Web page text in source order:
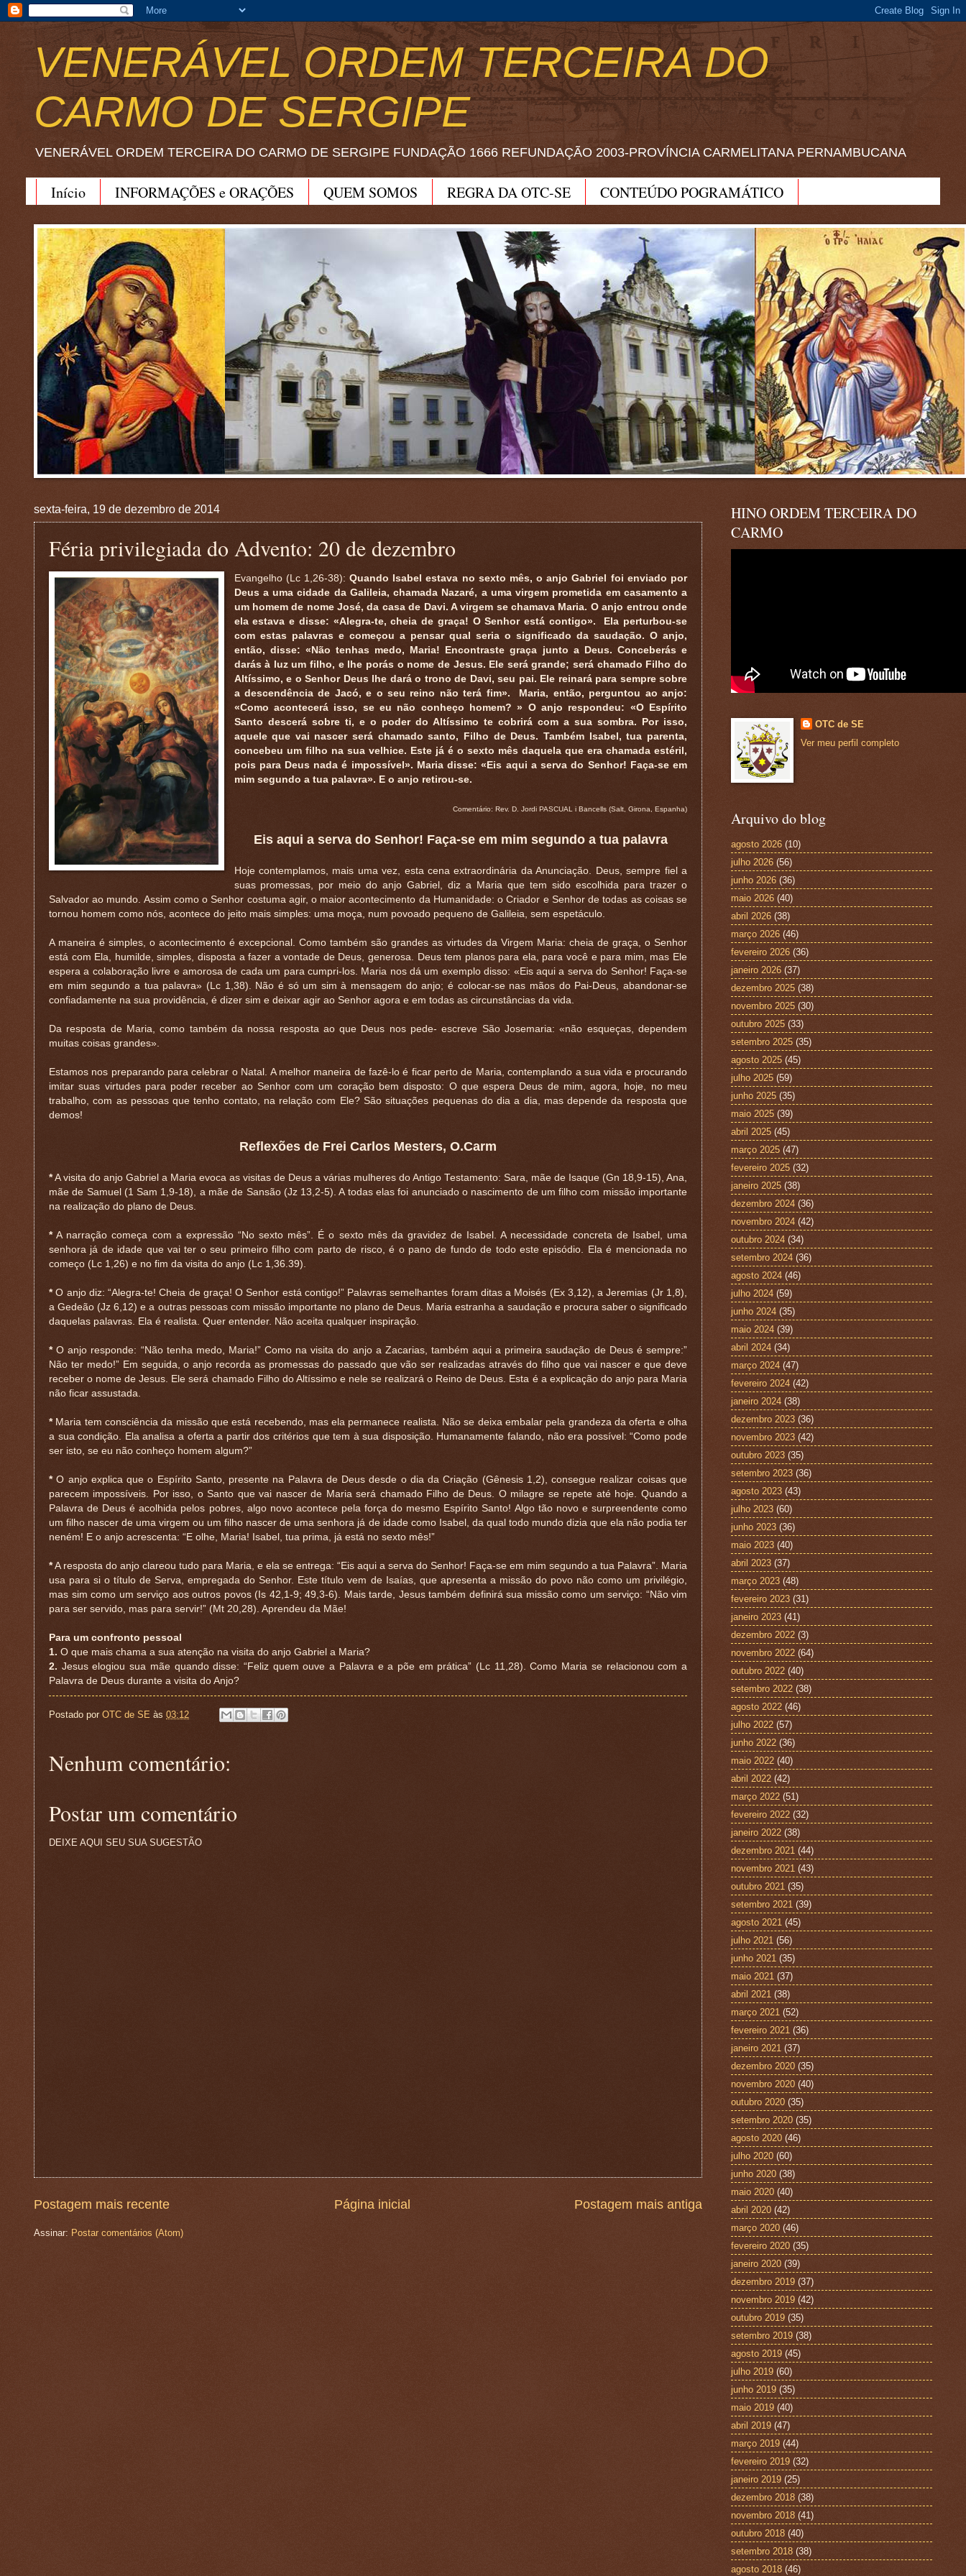
VENERÁVEL ORDEM TERCEIRA DO
CARMO DE SERGIPE
VENERÁVEL ORDEM TERCEIRA DO CARMO DE SERGIPE FUNDAÇÃO 1666 REFUNDAÇÃO 2003-PROVÍNCIA CARMELITANA PERNAMBUCANA
Início INFORMAÇÕES e ORAÇÕES QUEM SOMOS REGRA DA OTC-SE
CONTEÚDO POGRAMÁTICO
sexta-feira, 19 de dezembro de 2014
Féria privilegiada do Advento: 20 de dezembro
Evangelho (Lc 1,26-38):Quando Isabel estava no sexto mês, o anjo Gabriel foi enviado por
Deus a uma cidade da Galileia, chamada Nazaré, a uma virgem prometida em casamento a
um homem de nome José, da casa de Davi. A virgem se chamava Maria. O anjo entrou onde
ela estava e disse: «Alegra-te, cheia de graça! O Senhor está contigo». Ela perturbou-se
com estas palavras e começou a pensar qual seria o significado da saudação. O anjo,
então, disse: «Não tenhas medo, Maria! Encontraste graça junto a Deus. Conceberás e
darás à luz um filho, e lhe porás o nome de Jesus. Ele será grande; será chamado Filho do
Altíssimo, e o Senhor Deus lhe dará o trono de Davi, seu pai. Ele reinará para sempre sobre
a descendência de Jacó, e o seu reino não terá fim». Maria, então, perguntou ao anjo:
«Como acontecerá isso, se eu não conheço homem? » O anjo respondeu: «O Espírito
Santo descerá sobre ti, e o poder do Altíssimo te cobrirá com a sua sombra. Por isso,
aquele que vai nascer será chamado santo, Filho de Deus. Também Isabel, tua parenta,
concebeu um filho na sua velhice. Este já é o sexto mês daquela que era chamada estéril,
pois para Deus nada é impossível». Maria disse: «Eis aqui a serva do Senhor! Faça-se em
mim segundo a tua palavra». E o anjo retirou-se.
Comentário: Rev. D. Jordi PASCUAL i Bancells (Salt, Girona, Espanha)
Eis aqui a serva do Senhor! Faça-se em mim segundo a tua palavra
Hoje contemplamos, mais uma vez, esta cena extraordinária da Anunciação. Deus, sempre fiel a
suas promessas, por meio do anjo Gabriel, diz a Maria que tem sido escolhida para trazer o
Salvador ao mundo. Assim como o Senhor costuma agir, o maior acontecimento da Humanidade: o Criador e Senhor de todas as coisas se
tornou homem como nós, acontece do jeito mais simples: uma moça, num povoado pequeno de Galileia, sem espetáculo.
A maneira é simples, o acontecimento é excepcional. Como também são grandes as virtudes da Virgem Maria: cheia de graça, o Senhor
está com Ela, humilde, simples, disposta a fazer a vontade de Deus, generosa. Deus tem planos para ela, para você e para mim, mas Ele
espera a colaboração livre e amorosa de cada um para cumpri-los. Maria nos dá um exemplo disso: «Eis aqui a serva do Senhor! Faça-se
em mim segundo a tua palavra» (Lc 1,38). Não é só um sim à mensagem do anjo; é colocar-se nas mãos do Pai-Deus, abandonar-se
confiadamente na sua providência, é dizer sim e deixar agir ao Senhor agora e em todas as circunstâncias da vida.
Da resposta de Maria, como também da nossa resposta ao que Deus nos pede- escreve São Josemaria: «não esqueças, dependem
muitas coisas grandes».
Estamos nos preparando para celebrar o Natal. A melhor maneira de fazê-lo é ficar perto de Maria, contemplando a sua vida e procurando
imitar suas virtudes para poder receber ao Senhor com um coração bem disposto: O que espera Deus de mim, agora, hoje, no meu
trabalho, com as pessoas que tenho contato, na relação com Ele? São situações pequenas do dia a dia, mas depende da resposta que
demos!
Reflexões de Frei Carlos Mesters, O.Carm
*A visita do anjo Gabriel a Maria evoca as visitas de Deus a várias mulheres do Antigo Testamento: Sara, mãe de Isaque (Gn 18,9-15), Ana,
mãe de Samuel (1 Sam 1,9-18), a mãe de Sansão (Jz 13,2-5). A todas elas foi anunciado o nascimento de um filho com missão importante
na realização do plano de Deus.
*A narração começa com a expressão “No sexto mês”. É o sexto mês da gravidez de Isabel. A necessidade concreta de Isabel, uma
senhora já de idade que vai ter o seu primeiro filho com parto de risco, é o pano de fundo de todo este episódio. Ela é mencionada no
começo (Lc 1,26) e no fim da visita do anjo (Lc 1,36.39).
*O anjo diz: “Alegra-te! Cheia de graça! O Senhor está contigo!” Palavras semelhantes foram ditas a Moisés (Ex 3,12), a Jeremias (Jr 1,8),
a Gedeão (Jz 6,12) e a outras pessoas com missão importante no plano de Deus. Maria estranha a saudação e procura saber o significado
daquelas palavras. Ela é realista. Quer entender. Não aceita qualquer inspiração.
*O anjo responde: “Não tenha medo, Maria!” Como na visita do anjo a Zacarias, também aqui a primeira saudação de Deus é sempre:”
Não ter medo!” Em seguida, o anjo recorda as promessas do passado que vão ser realizadas através do filho que vai nascer e que deve
receber o nome de Jesus. Ele será chamado Filho do Altíssimo e nele se realizará o Reino de Deus. Esta é a explicação do anjo para Maria
não ficar assustada.
*Maria tem consciência da missão que está recebendo, mas ela permanece realista. Não se deixa embalar pela grandeza da oferta e olha
a sua condição. Ela analisa a oferta a partir dos critérios que tem à sua disposição. Humanamente falando, não era possível: “Como pode
ser isto, se eu não conheço homem algum?”
*O anjo explica que o Espírito Santo, presente na Palavra de Deus desde o dia da Criação (Gênesis 1,2), consegue realizar coisas que
parecem impossíveis. Por isso, o Santo que vai nascer de Maria será chamado Filho de Deus. O milagre se repete até hoje. Quando a
Palavra de Deus é acolhida pelos pobres, algo novo acontece pela força do mesmo Espírito Santo! Algo tão novo e surpreendente como
um filho nascer de uma virgem ou um filho nascer de uma senhora já de idade como Isabel, da qual todo mundo dizia que ela não podia ter
neném! E o anjo acrescenta: “E olhe, Maria! Isabel, tua prima, já está no sexto mês!”
*A resposta do anjo clareou tudo para Maria, e ela se entrega: “Eis aqui a serva do Senhor! Faça-se em mim segundo a tua Palavra”. Maria
usa para si o título de Serva, empregada do Senhor. Este título vem de Isaías, que apresenta a missão do povo não como um privilégio,
mas sim como um serviço aos outros povos (Is 42,1-9; 49,3-6). Mais tarde, Jesus também definirá sua missão como um serviço: “Não vim
para ser servido, mas para servir!” (Mt 20,28). Aprendeu da Mãe!
Para um confronto pessoal
1. O que mais chama a sua atenção na visita do anjo Gabriel a Maria?
2. Jesus elogiou sua mãe quando disse: “Feliz quem ouve a Palavra e a põe em prática” (Lc 11,28). Como Maria se relacionou com a
Palavra de Deus durante a visita do Anjo?
Postado por OTC de SE às 03:12
Nenhum comentário:
Postar um comentário
DEIXE AQUI SEU SUA SUGESTÃO
Postagem mais recente Postagem mais antiga
Página inicial
Assinar: Postar comentários (Atom)
HINO ORDEM TERCEIRA DO
CARMO
OTC de SE
Ver meu perfil completo
Arquivo do blog
agosto 2026 (10)
julho 2026 (56)
junho 2026 (36)
maio 2026 (40)
abril 2026 (38)
março 2026 (46)
fevereiro 2026 (36)
janeiro 2026 (37)
dezembro 2025 (38)
novembro 2025 (30)
outubro 2025 (33)
setembro 2025 (35)
agosto 2025 (45)
julho 2025 (59)
junho 2025 (35)
maio 2025 (39)
abril 2025 (45)
março 2025 (47)
fevereiro 2025 (32)
janeiro 2025 (38)
dezembro 2024 (36)
novembro 2024 (42)
outubro 2024 (34)
setembro 2024 (36)
agosto 2024 (46)
julho 2024 (59)
junho 2024 (35)
maio 2024 (39)
abril 2024 (34)
março 2024 (47)
fevereiro 2024 (42)
janeiro 2024 (38)
dezembro 2023 (36)
novembro 2023 (42)
outubro 2023 (35)
setembro 2023 (36)
agosto 2023 (43)
julho 2023 (60)
junho 2023 (36)
maio 2023 (40)
abril 2023 (37)
março 2023 (48)
fevereiro 2023 (31)
janeiro 2023 (41)
dezembro 2022 (3)
novembro 2022 (64)
outubro 2022 (40)
setembro 2022 (38)
agosto 2022 (46)
julho 2022 (57)
junho 2022 (36)
maio 2022 (40)
abril 2022 (42)
março 2022 (51)
fevereiro 2022 (32)
janeiro 2022 (38)
dezembro 2021 (44)
novembro 2021 (43)
outubro 2021 (35)
setembro 2021 (39)
agosto 2021 (45)
julho 2021 (56)
junho 2021 (35)
maio 2021 (37)
abril 2021 (38)
março 2021 (52)
fevereiro 2021 (36)
janeiro 2021 (37)
dezembro 2020 (35)
novembro 2020 (40)
outubro 2020 (35)
setembro 2020 (35)
agosto 2020 (46)
julho 2020 (60)
junho 2020 (38)
maio 2020 (40)
abril 2020 (42)
março 2020 (46)
fevereiro 2020 (35)
janeiro 2020 (39)
dezembro 2019 (37)
novembro 2019 (42)
outubro 2019 (35)
setembro 2019 (38)
agosto 2019 (45)
julho 2019 (60)
junho 2019 (35)
maio 2019 (40)
abril 2019 (47)
março 2019 (44)
fevereiro 2019 (32)
janeiro 2019 (25)
dezembro 2018 (38)
novembro 2018 (41)
outubro 2018 (40)
setembro 2018 (38)
agosto 2018 (46)